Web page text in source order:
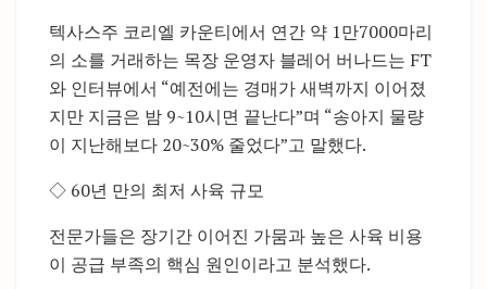
텍사스주 코리엘 카운티에서 연간 약 1만7000마리
의 소를 거래하는 목장 운영자 블레어 버나드는 FT
와 인터뷰에서 “예전에는 경매가 새벽까지 이어졌
지만 지금은 밤 9~10시면 끝난다”며 “송아지 물량
이 지난해보다 20~30% 줄었다”고 말했다.
◇ 60년 만의 최저 사육 규모
전문가들은 장기간 이어진 가뭄과 높은 사육 비용
이 공급 부족의 핵심 원인이라고 분석했다.